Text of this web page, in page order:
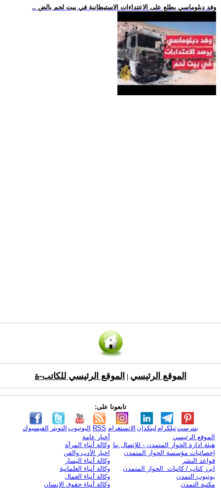
.. وفد دبلوماسي يطلع على الاعتداءات الاستيطانية في بيت لحم بالض
الموقع الرئيسي الموقع الرئيسي للكاتب-ة
تابعونا على:
الفيسبوك التويتر اليوتيوب RSS الانستغرام لينكدإن تيلكرامبنترست
الموقع الرئيسي
هيئة ادارة الحوار المتمدن - للإتصال بنا
إحصائيات مؤسسة الحوار المتمدن
قواعد النشر
ابرز كتاب / كاتبات الحوار المتمدن
يوتيوب التمدن
مكتبة التمدن
أخبار عامة
وكالة أنباء المرأة
اخبار الأدب والفن
وكالة أنباء اليسار
وكالة أنباء العلمانية
وكالة أنباء العمال
وكالة أنباء حقوق الإنسان